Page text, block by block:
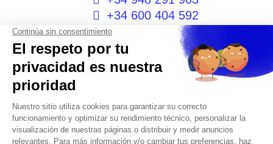
+34 600 404 592
I
n
s
t
a
g
r
F
a
c
e
b
o
o
T
w
i
t
e
r
L
i
n
e
d
i
n
e
r
e
Y
o
u
u
b
e